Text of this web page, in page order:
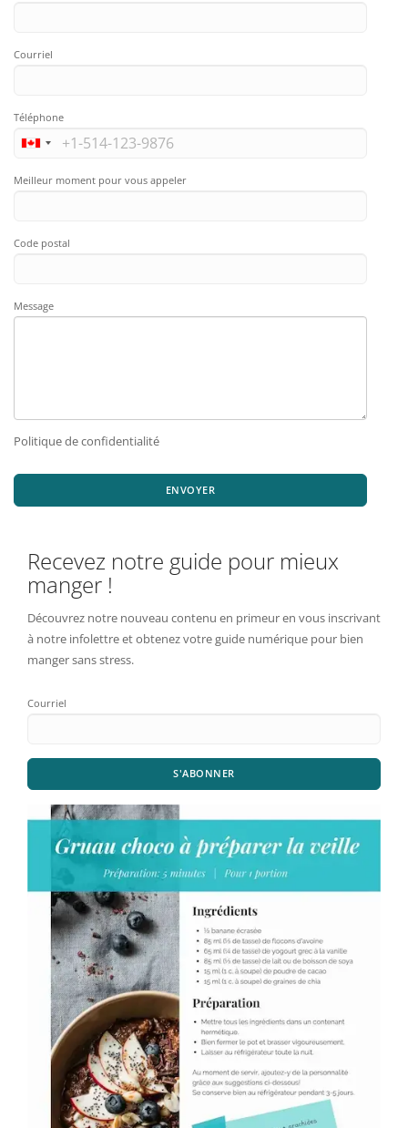
Courriel
Téléphone
Meilleur moment pour vous appeler
Code postal
Message
Politique de confidentialité
ENVOYER
Recevez notre guide pour mieux
manger !
Découvrez notre nouveau contenu en primeur en vous inscrivant
à notre infolettre et obtenez votre guide numérique pour bien
manger sans stress.
Courriel
S'ABONNER